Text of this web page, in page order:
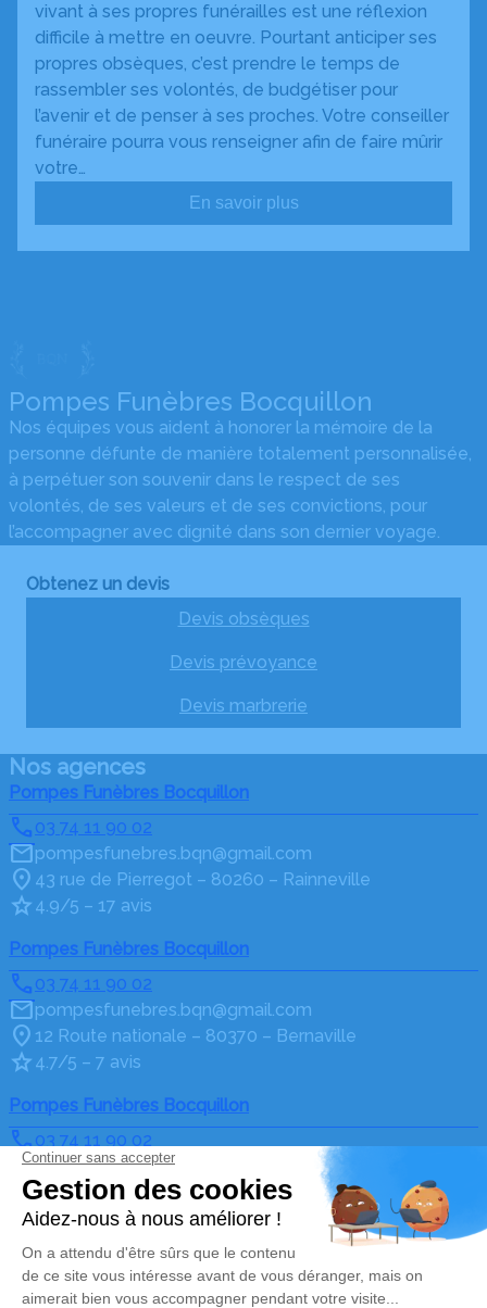
vivant à ses propres funérailles est une réflexion
difficile à mettre en oeuvre. Pourtant anticiper ses
propres obsèques, c’est prendre le temps de
rassembler ses volontés, de budgétiser pour
l’avenir et de penser à ses proches. Votre conseiller
funéraire pourra vous renseigner afin de faire mûrir
votre…
En savoir plus
Pompes Funèbres Bocquillon
Nos équipes vous aident à honorer la mémoire de la
personne défunte de manière totalement personnalisée,
à perpétuer son souvenir dans le respect de ses
volontés, de ses valeurs et de ses convictions, pour
l’accompagner avec dignité dans son dernier voyage.
Obtenez un devis
Devis obsèques
Devis prévoyance
Devis marbrerie
Nos agences
Pompes Funèbres Bocquillon
03 74 11 90 02
pompesfunebres.bqn@gmail.com
43 rue de Pierregot – 80260 – Rainneville
4.9/5 – 17 avis
Pompes Funèbres Bocquillon
03 74 11 90 02
pompesfunebres.bqn@gmail.com
12 Route nationale – 80370 – Bernaville
4.7/5 – 7 avis
Pompes Funèbres Bocquillon
03 74 11 90 02
pompesfunebres.bqn@gmail.com
27 Rue du Cimetière – 80600 – Doullens
4.6/5 – 75 avis
Nos Services
Organiser des Obsèques
Monuments funéraires
Liens utiles
Avis de décès
Demande de rendez-vous